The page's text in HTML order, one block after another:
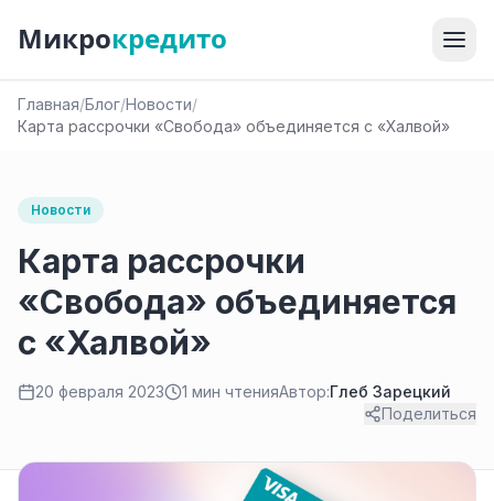
Микрокредито
Главная/Блог/Новости/
Карта рассрочки «Свобода» объединяется c «Халвой»
Новости
Карта рассрочки
«Свобода» объединяется
c «Халвой»
20 февраля 2023 1 мин чтенияАвтор:Глеб Зарецкий
Поделиться